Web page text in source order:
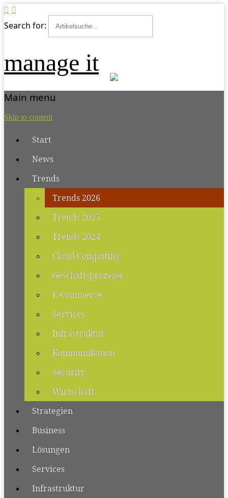
Search for:
manage it
Main menu
Skip to content
Start
News
Trends
Trends 2026
Trends 2025
Trends 2024
Cloud Computing
Geschäftsprozesse
E-Commerce
Services
Infrastruktur
Kommunikation
Security
Wirtschaft
Strategien
Business
Lösungen
Services
Infrastruktur